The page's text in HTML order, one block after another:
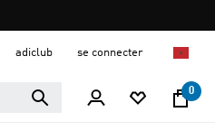
adiclub se connecter
0